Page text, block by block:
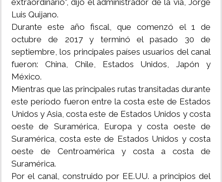
extraordinario", dijo el administrador de la vía, Jorge
Luis Quijano.
Durante este año fiscal, que comenzó el 1 de
octubre de 2017 y terminó el pasado 30 de
septiembre, los principales países usuarios del canal
fueron: China, Chile, Estados Unidos, Japón y
México.
Mientras que las principales rutas transitadas durante
este período fueron entre la costa este de Estados
Unidos y Asia, costa este de Estados Unidos y costa
oeste de Suramérica, Europa y costa oeste de
Suramérica, costa este de Estados Unidos y costa
oeste de Centroamérica y costa a costa de
Suramérica.
Por el canal, construido por EE.UU. a principios del